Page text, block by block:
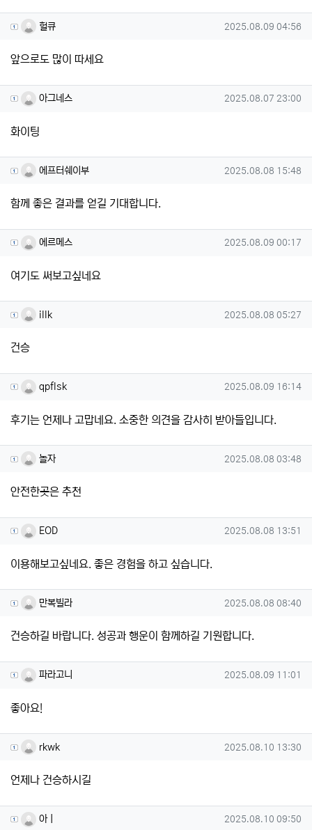
헐큐님의 댓글
헐큐 작성일
2025.08.09 04:56
앞으로도 많이 따세요
아그네스님의 댓글
아그네스 작성일
2025.08.07 23:00
화이팅
에프터쉐이부님의 댓글
에프터쉐이부 작성일
2025.08.08 15:48
함께 좋은 결과를 얻길 기대합니다.
에르메스님의 댓글
에르메스 작성일
2025.08.09 00:17
여기도 써보고싶네요
illk님의 댓글
illk 작성일
2025.08.08 05:27
건승
qpflsk님의 댓글
qpflsk 작성일
2025.08.09 16:14
후기는 언제나 고맙네요. 소중한 의견을 감사히 받아들입니다.
놀자님의 댓글
놀자 작성일
2025.08.08 03:48
안전한곳은 추천
EOD님의 댓글
EOD 작성일
2025.08.08 13:51
이용해보고싶네요. 좋은 경험을 하고 싶습니다.
만복빌라님의 댓글
만복빌라 작성일
2025.08.08 08:40
건승하길 바랍니다. 성공과 행운이 함께하길 기원합니다.
파라고니님의 댓글
파라고니 작성일
2025.08.09 11:01
좋아요!
rkwk님의 댓글
rkwk 작성일
2025.08.10 13:30
언제나 건승하시길
아ㅣ님의 댓글
아ㅣ 작성일
2025.08.10 09:50